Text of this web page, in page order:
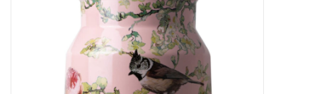
Cadeauboeken
Stationery & Gifts